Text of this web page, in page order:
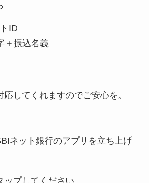
ID
＋振込名義
応してくれますのでご安心を。
ネット銀行のアプリを立ち上げ
ップしてください。